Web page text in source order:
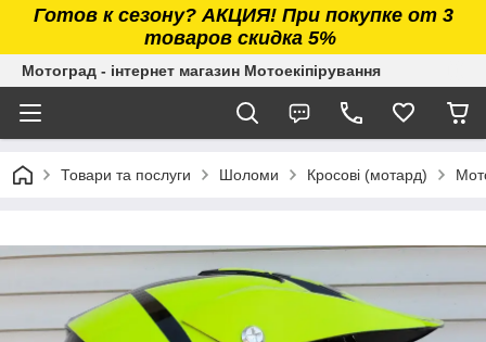
Готов к сезону? АКЦИЯ! При покупке от 3
товаров скидка 5%
Мотоград - інтернет магазин Мотоекіпірування
Товари та послуги Шоломи Кросові (мотард)